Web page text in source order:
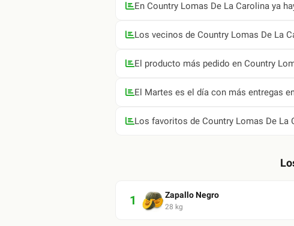
En Country Lomas De La Carolina ya
Los vecinos de Country Lomas De La
El producto más pedido en Country
El Martes es el día con más entregas
Los favoritos de Country Lomas De La
1 Zapallo Negro
28 kg